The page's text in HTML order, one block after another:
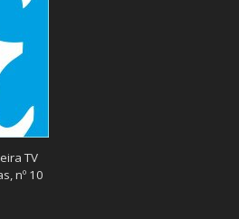
TV
nº 10